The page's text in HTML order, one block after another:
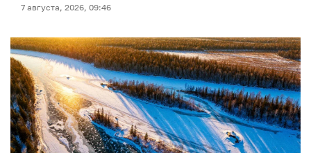
7 августа, 2026, 09:46